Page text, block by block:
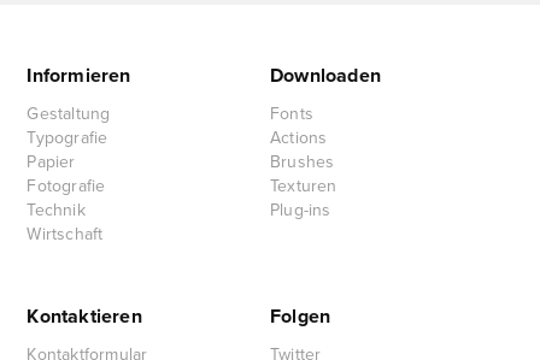
Informieren
Gestaltung
Typografie
Papier
Fotografie
Technik
Wirtschaft
Downloaden
Fonts
Actions
Brushes
Texturen
Plug-ins
Kontaktieren
Kontaktformular
Folgen
Twitter